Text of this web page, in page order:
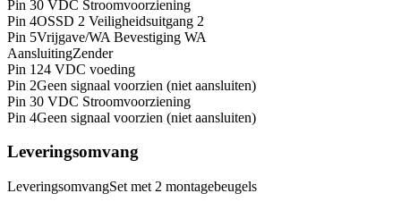
Pin 30 VDC Stroomvoorziening
Pin 4OSSD 2 Veiligheidsuitgang 2
Pin 5Vrijgave/WA Bevestiging WA
AansluitingZender
Pin 1 24 VDC voeding
Pin 2Geen signaal voorzien (niet aansluiten)
Pin 30 VDC Stroomvoorziening
Pin 4Geen signaal voorzien (niet aansluiten)
Leveringsomvang
LeveringsomvangSet met 2 montagebeugels